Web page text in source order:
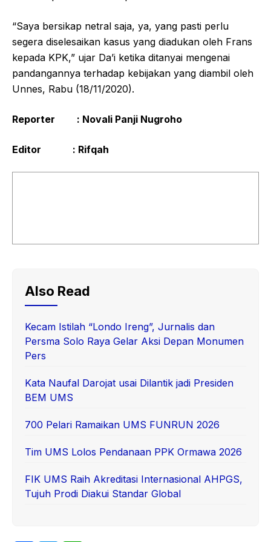
“Saya bersikap netral saja, ya, yang pasti perlu
segera diselesaikan kasus yang diadukan oleh Frans
kepada KPK,” ujar Da’i ketika ditanyai mengenai
pandangannya terhadap kebijakan yang diambil oleh
Unnes, Rabu (18/11/2020).
Reporter : Novali Panji Nugroho
Editor : Rifqah
Also Read
Kecam Istilah “Londo Ireng”, Jurnalis dan
Persma Solo Raya Gelar Aksi Depan Monumen
Pers
Kata Naufal Darojat usai Dilantik jadi Presiden
BEM UMS
700 Pelari Ramaikan UMS FUNRUN 2026
Tim UMS Lolos Pendanaan PPK Ormawa 2026
FIK UMS Raih Akreditasi Internasional AHPGS,
Tujuh Prodi Diakui Standar Global